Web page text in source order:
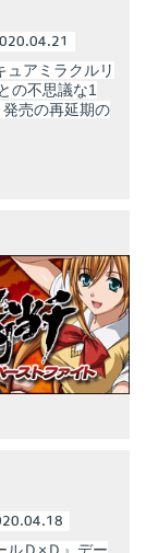
ュアミラクルリ
の不思議な1
売の再延期の
ルＤ×Ｄ』デー